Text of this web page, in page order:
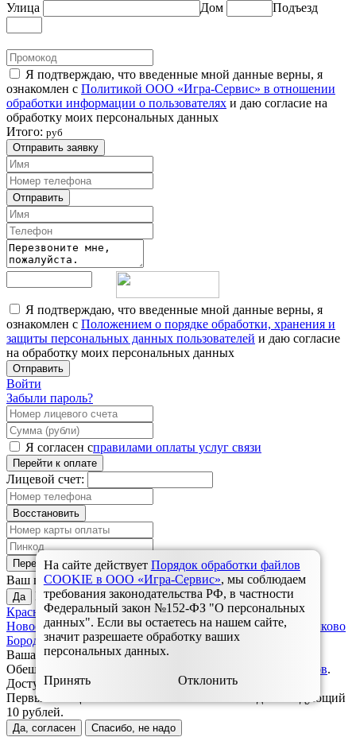
Улица Дом Подъезд
Я подтверждаю, что введенные мной данные верны, я
ознакомлен с Политикой ООО «Игра-Сервис» в отношении
обработки информации о пользователях и даю согласие на
обработку моих персональных данных
Итого: руб
Отправить заявку
Отправить
Я подтверждаю, что введенные мной данные верны, я
ознакомлен с Положением о порядке обработки, хранения и
защиты персональных данных пользователей и даю согласие
на обработку моих персональных данных
Отправить
Войти
Забыли пароль?
Я согласен справилами оплаты услуг связи
Перейти к оплате
Лицевой счет:
Восстановить
Перейти к оплате
Ваш городКрасноярск?
Да
Выбрать другой:
Красноярск Дивногорск Зеленогорск Назарово Ужур,
Новоселово, Балахта Ульяновск Шарыпово Березовка, Зыково
Бородино Заозерный Уяр, Громадск Ачинск
Ваша заявка успешно отправлена.
Обещанный платёж доступен только для наших
абонентов.
Доступ на вашем лицевом счете не блокирован.
Первый обещанный платёж бесплатный. Каждый следующий
10 рублей.
Да, согласен Спасибо, не надо
На сайте действует Порядок обработки файлов
COOKIE в ООО «Игра-Сервис», мы соблюдаем
требования законодательства РФ, в частности
Федеральный закон №152-ФЗ "О персональных
данных". Если вы остаетесь на нашем сайте,
значит разрешаете обработку ваших
персональных данных.
Принять Отклонить